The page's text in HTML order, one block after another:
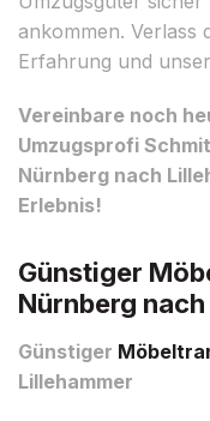
ankommen. Verlass
Erfahrung und
Vereinbare noch
Umzugsprofi
Nürnberg nach
Erlebnis!
Günstiger
Nürnberg
Günstiger
Lillehammer